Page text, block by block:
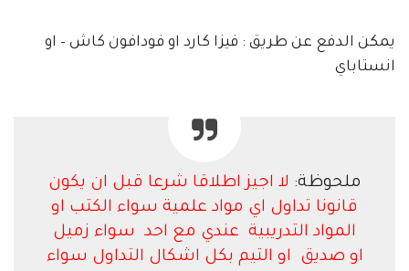
يمكن الدفع عن طريق : فيزا كارد او فودافون كاش – او
انستاباي
ملحوظة: لا اجيز اطلاقا شرعا قبل ان يكون
قانونا تداول اي مواد علمية سواء الكتب او
المواد التدريبية عندي مع احد سواء زميل
او صديق او التيم بكل اشكال التداول سواء